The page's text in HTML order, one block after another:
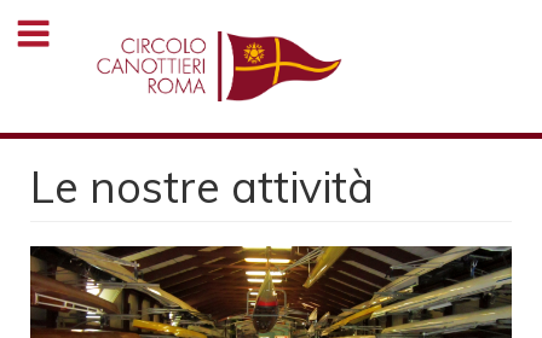
Salta
Le nostre attività